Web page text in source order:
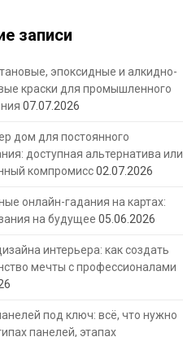
записи
эпоксидные и алкидно-
краски для промышленного
07.07.2026
дом для постоянного
доступная альтернатива или
компромисс02.07.2026
онлайн-гадания на картах:
на будущее 05.06.2026
интерьера: как создать
мечты с профессионалами
под ключ: всё, что нужно
панелей, этапах